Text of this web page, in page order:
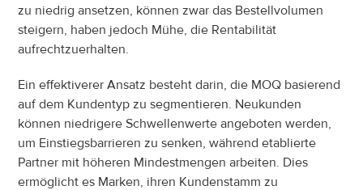
zu niedrig ansetzen, können zwar das Bestellvolumen
steigern, haben jedoch Mühe, die Rentabilität
aufrechtzuerhalten.
Ein effektiverer Ansatz besteht darin, die MOQ basierend
auf dem Kundentyp zu segmentieren. Neukunden
können niedrigere Schwellenwerte angeboten werden,
um Einstiegsbarrieren zu senken, während etablierte
Partner mit höheren Mindestmengen arbeiten. Dies
ermöglicht es Marken, ihren Kundenstamm zu